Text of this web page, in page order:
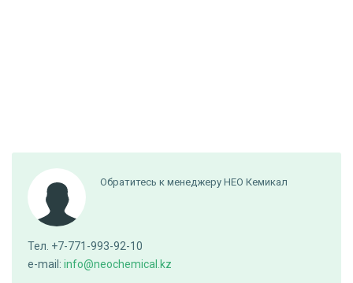
Обратитесь к менеджеру НЕО Кемикал
Тел. +7-771-993-92-10
e-mail: info@neochemical.kz